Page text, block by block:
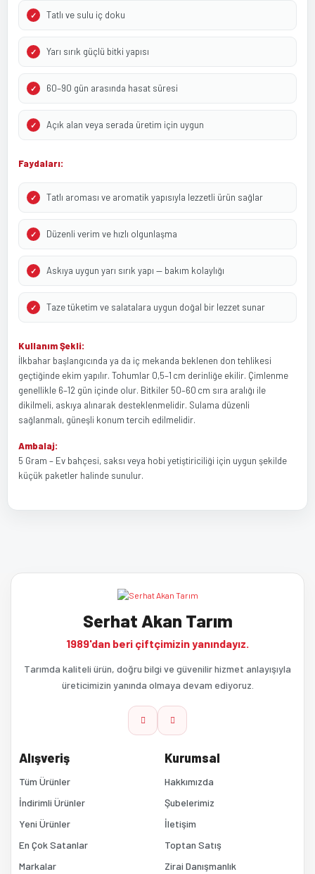
Tatlı ve sulu iç doku
Yarı sırık güçlü bitki yapısı
60–90 gün arasında hasat süresi
Açık alan veya serada üretim için uygun
Faydaları:
Tatlı aroması ve aromatik yapısıyla lezzetli ürün sağlar
Düzenli verim ve hızlı olgunlaşma
Askıya uygun yarı sırık yapı — bakım kolaylığı
Taze tüketim ve salatalara uygun doğal bir lezzet sunar
Kullanım Şekli:
İlkbahar başlangıcında ya da iç mekanda beklenen don tehlikesi
geçtiğinde ekim yapılır. Tohumlar 0,5–1 cm derinliğe ekilir. Çimlenme
genellikle 6–12 gün içinde olur. Bitkiler 50–60 cm sıra aralığı ile
dikilmeli, askıya alınarak desteklenmelidir. Sulama düzenli
sağlanmalı, güneşli konum tercih edilmelidir.
Ambalaj:
5 Gram – Ev bahçesi, saksı veya hobi yetiştiriciliği için uygun şekilde
küçük paketler halinde sunulur.
Yorum Yaz
Görüş ve önerileriniz için teşekkür ederiz.
Ürün resmi kalitesiz, bozuk veya görüntülenemiyor.
Ürün açıklamasında eksik bilgiler bulunuyor.
Bu ürüne benzer farklı alternatifler olmalı.
Serhat Akan Tarım
1989'dan beri çiftçimizin yanındayız.
Tarımda kaliteli ürün, doğru bilgi ve güvenilir hizmet anlayışıyla
üreticimizin yanında olmaya devam ediyoruz.
Alışveriş
Tüm Ürünler
İndirimli Ürünler
Yeni Ürünler
En Çok Satanlar
Markalar
Kurumsal
Hakkımızda
Şubelerimiz
İletişim
Toptan Satış
Zirai Danışmanlık